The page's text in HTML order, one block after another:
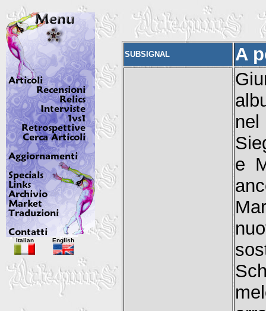
SUBSIGNAL
A
e
Italian English